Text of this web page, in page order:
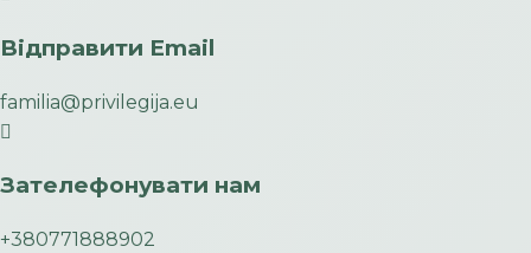
Відправити Email
familia@privilegija.eu
Зателефонувати нам
+380771888902